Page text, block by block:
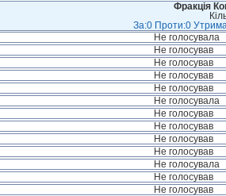
Фракція
За:0 Проти:0
Не голосувала
Не голосував
Не голосував
Не голосував
Не голосував
Не голосувала
Не голосував
Не голосував
Не голосував
Не голосував
Не голосувала
Не голосував
Не голосував